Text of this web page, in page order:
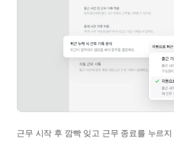
근무 시작 후 깜빡 잊고 근무 종료를 누르